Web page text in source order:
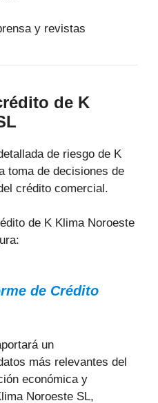
y revistas
de K
de riesgo de K
toma de decisiones de
crédito comercial.
de K Klima Noroeste
de Crédito
un
más relevantes del
económica y
Noroeste SL,